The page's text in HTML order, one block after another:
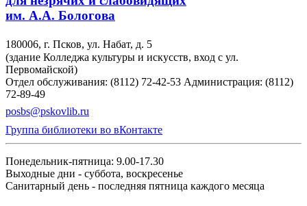
им. А.А. Бологова
180006, г. Псков, ул. Набат, д. 5
(здание Колледжа культуры и искусств, вход с ул.
Первомайской)
Отдел обслуживания: (8112) 72-42-53 Администрация: (8112)
72-89-49
posbs@pskovlib.ru
Группа библиотеки во вКонтакте
Понедельник-пятница: 9.00-17.30
Выходные дни - суббота, воскресенье
Санитарный день - последняя пятница каждого месяца